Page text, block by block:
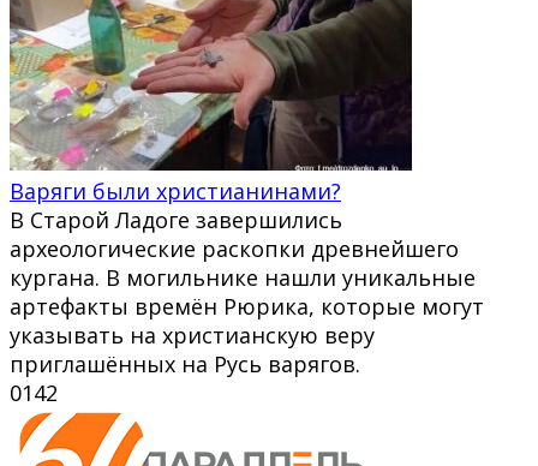
Варяги были христианинами?
В Старой Ладоге завершились
археологические раскопки древнейшего
кургана. В могильнике нашли уникальные
артефакты времён Рюрика, которые могут
указывать на христианскую веру
приглашённых на Русь варягов.
0142